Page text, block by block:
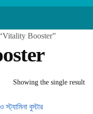
Booster”
Showing the single result